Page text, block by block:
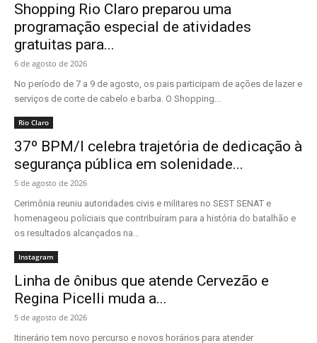
Shopping Rio Claro preparou uma
programação especial de atividades
gratuitas para...
6 de agosto de 2026
No período de 7 a 9 de agosto, os pais participam de ações de lazer e
serviços de corte de cabelo e barba. O Shopping...
Rio Claro
37º BPM/I celebra trajetória de dedicação à
segurança pública em solenidade...
5 de agosto de 2026
Cerimônia reuniu autoridades civis e militares no SEST SENAT e
homenageou policiais que contribuíram para a história do batalhão e
os resultados alcançados na...
Instagram
Linha de ônibus que atende Cervezão e
Regina Picelli muda a...
5 de agosto de 2026
Itinerário tem novo percurso e novos horários para atender